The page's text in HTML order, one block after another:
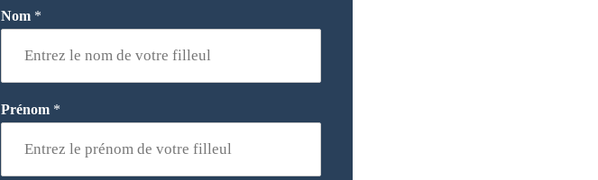
Nom *
Prénom *